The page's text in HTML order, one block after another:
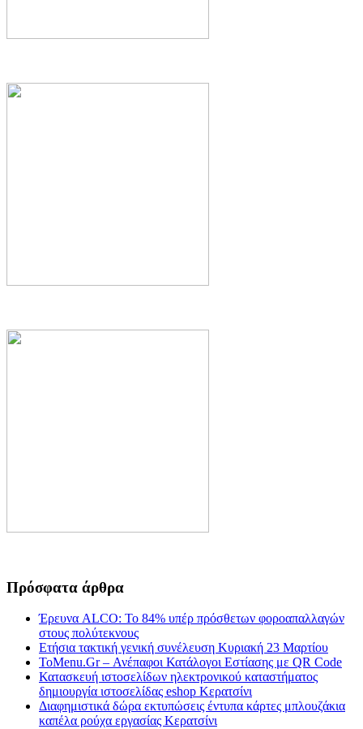
Πρόσφατα άρθρα
Έρευνα ALCO: Το 84% υπέρ πρόσθετων φοροαπαλλαγών
στους πολύτεκνους
Ετήσια τακτική γενική συνέλευση Κυριακή 23 Μαρτίου
ToMenu.Gr – Ανέπαφοι Κατάλογοι Εστίασης με QR Code
Κατασκευή ιστοσελίδων ηλεκτρονικού καταστήματος
δημιουργία ιστοσελίδας eshop Κερατσίνι
Διαφημιστικά δώρα εκτυπώσεις έντυπα κάρτες μπλουζάκια
καπέλα ρούχα εργασίας Κερατσίνι